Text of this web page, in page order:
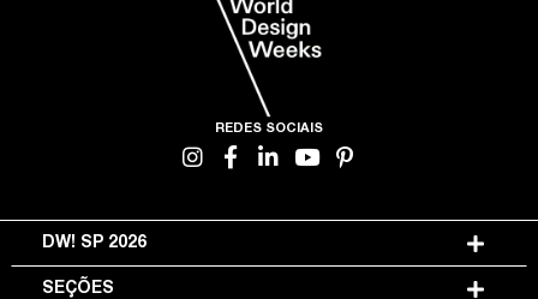
REDES SOCIAIS
DW! SP 2026
SEÇÕES